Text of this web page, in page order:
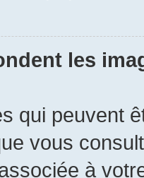
les
qui peuvent
vous
à